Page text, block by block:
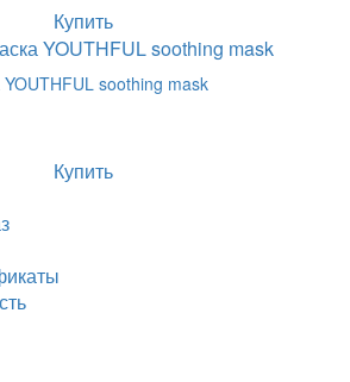
Купить
soothing mask
Купить